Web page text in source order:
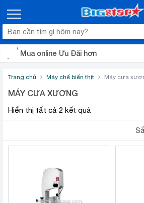
Mua online Ưu Đãi hơn
Trang chủ Máy chế biến thịt Máy cưa
MÁY CƯA XƯƠNG
Hiển thị tất cả 2 kết quả